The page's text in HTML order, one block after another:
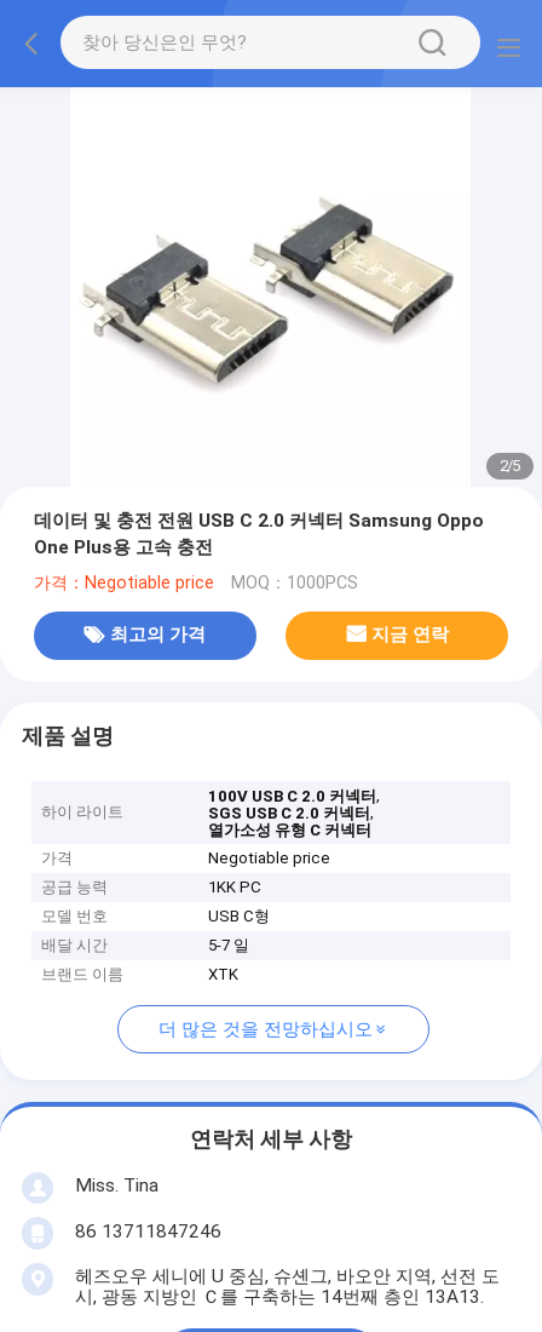
2/5
데이터 및 충전 전원 USB C 2.0 커넥터 Samsung Oppo
One Plus용 고속 충전
가격：Negotiable price MOQ：1000PCS
최고의 가격 지금 연락
제품 설명
하이 라이트
100V USB C 2.0 커넥터,
SGS USB C 2.0 커넥터,
열가소성 유형 C 커넥터
가격
Negotiable price
공급 능력
1KK PC
모델 번호
USB C형
배달 시간
5-7 일
브랜드 이름
XTK
더 많은 것을 전망하십시오
연락처 세부 사항
Miss. Tina
86 13711847246
헤즈오우 세니에 U 중심, 슈셴그, 바오안 지역, 선전 도
시, 광동 지방인 Ｃ를 구축하는 14번째 층인 13A13.